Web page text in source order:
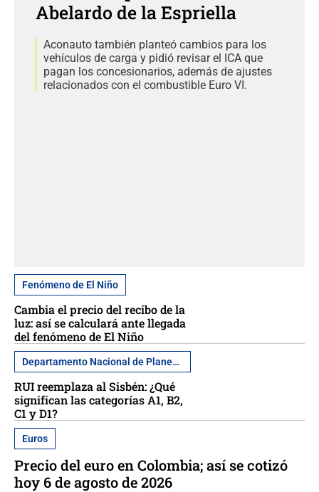
Abelardo de la Espriella
Aconauto también planteó cambios para los
vehículos de carga y pidió revisar el ICA que
pagan los concesionarios, además de ajustes
relacionados con el combustible Euro VI.
Fenómeno de El Niño
Cambia el precio del recibo de la
luz: así se calculará ante llegada
del fenómeno de El Niño
Departamento Nacional de Planeación
RUI reemplaza al Sisbén: ¿Qué
significan las categorías A1, B2,
C1 y D1?
Euros
Precio del euro en Colombia; así se cotizó
hoy 6 de agosto de 2026